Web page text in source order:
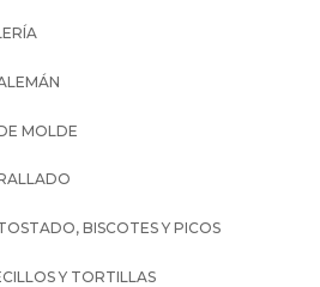
MOLDE
BISCOTES Y PICOS
Y TORTILLAS